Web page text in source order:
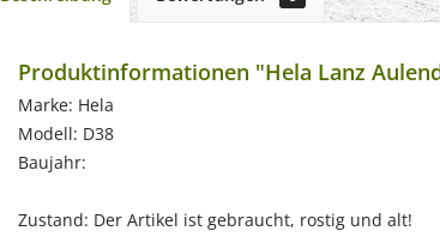
Produktinformationen "Hela Lanz
Marke: Hela
Modell: D38
Baujahr:
Zustand: Der Artikel ist gebraucht, rostig und alt!